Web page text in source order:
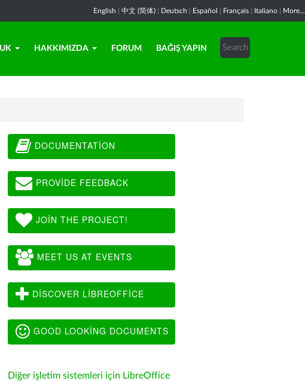
English 中文 (简体) Deutsch Español Français Italiano More...
HAKKIMIZDA FORUM BAĞIŞ YAPIN
DOCUMENTATION
PROVIDE FEEDBACK
JOIN THE PROJECT!
MEET US AT EVENTS
DISCOVER LIBREOFFICE
GOOD LOOKING DOCUMENTS
Diğer işletim sistemleri için LibreOffice